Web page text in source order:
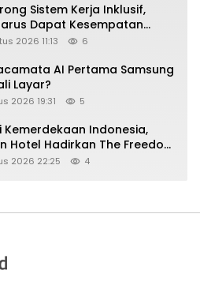
Sistem Kerja Inklusif,
Dapat Kesempatan
2026 11:13 6
AI Pertama Samsung
Layar?
2026 19:31 5
Kemerdekaan Indonesia,
Hotel Hadirkan The Freedom
45%
2026 22:25 4